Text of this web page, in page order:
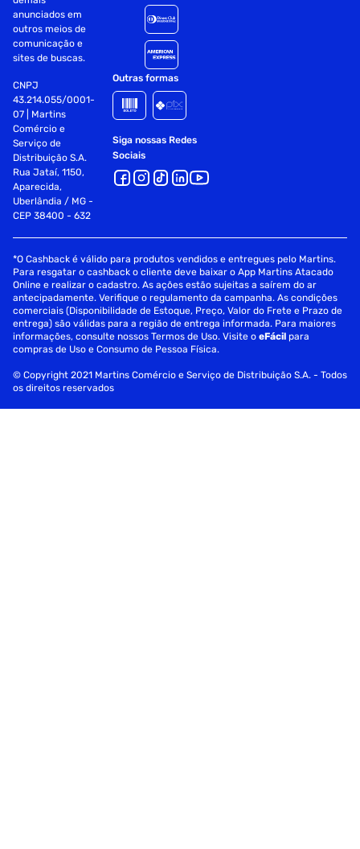
anunciados em
outros meios de
comunicação e
sites de buscas.
CNPJ
43.214.055/0001-
07 | Martins
Comércio e
Serviço de
Distribuição S.A.
Rua Jataí, 1150,
Aparecida,
Uberlândia / MG -
CEP 38400 - 632
Outras formas
Siga nossas Redes
Sociais
*O Cashback é válido para produtos vendidos e entregues pelo Martins.
Para resgatar o cashback o cliente deve baixar o App Martins Atacado
Online e realizar o cadastro. As ações estão sujeitas a saírem do ar
antecipadamente. Verifique o regulamento da campanha. As condições
comerciais (Disponibilidade de Estoque, Preço, Valor do Frete e Prazo de
entrega) são válidas para a região de entrega informada. Para maiores
informações, consulte nossos Termos de Uso. Visite oeFácil para
compras de Uso e Consumo de Pessoa Física.
© Copyright 2021 Martins Comércio e Serviço de Distribuição S.A. - Todos
os direitos reservados